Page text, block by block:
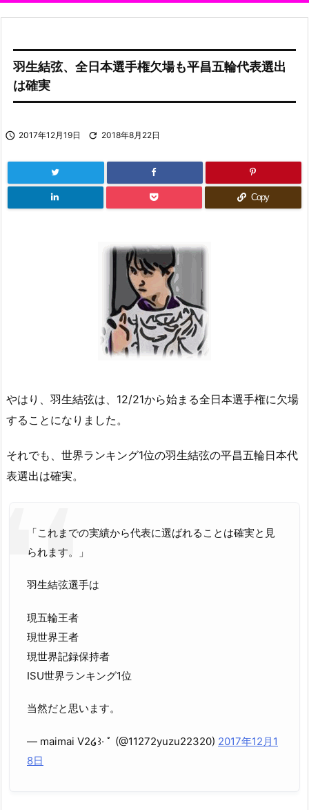
羽生結弦、全日本選手権欠場も平昌五輪代表選出
は確実
 2017年12月19日  2018年8月22日
Copy
やはり、羽生結弦は、12/21から始まる全日本選手権に欠場
することになりました。
それでも、世界ランキング1位の羽生結弦の平昌五輪日本代
表選出は確実。
「これまでの実績から代表に選ばれることは確実と見
られます。」
羽生結弦選手は
現五輪王者
現世界王者
現世界記録保持者
ISU世界ランキング1位
当然だと思います。
— maimai V2໒꒱· ﾟ (@11272yuzu22320) 2017年12月1
8日